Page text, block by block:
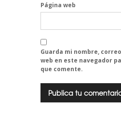
Página web
Guarda mi nombre,
web en este navegador
que comente.